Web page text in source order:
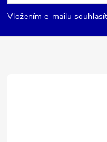
p
a
Vložením e-mailu